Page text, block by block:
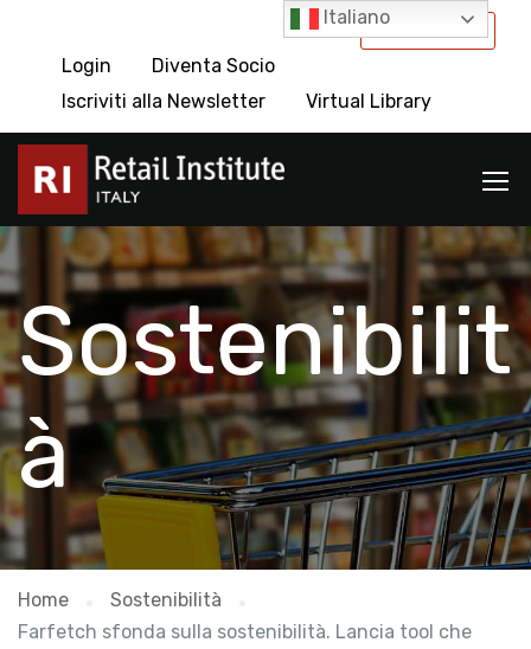
International
Login
Diventa Socio
Iscriviti alla Newsletter
Virtual Library
Sostenibilit
à
Home
Sostenibilità
Farfetch sfonda sulla sostenibilità. Lancia tool che
Italiano